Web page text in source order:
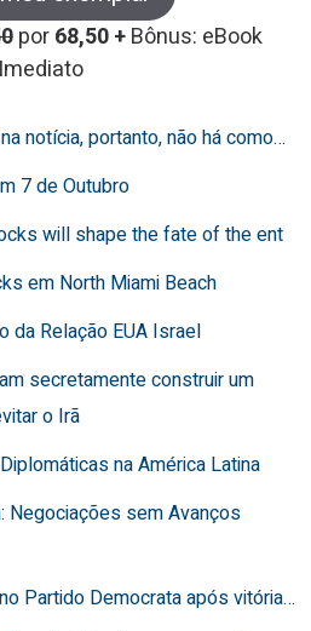
por68,50 +Bônus: eBook
Imediato
notícia, portanto, não há como…
7 de Outubro
will shape the fate of the ent
em North Miami Beach
da Relação EUA Israel
secretamente construir um
o Irã
na América Latina
Negociações sem Avanços
Partido Democrata após vitória…